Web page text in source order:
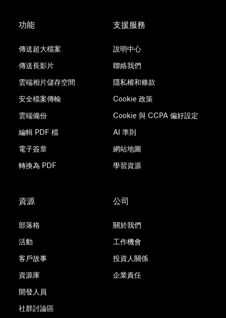
功能
傳送超大檔案
傳送長影片
雲端相片儲存空間
安全檔案傳輸
雲端備份
編輯 PDF 檔
電子簽章
轉換為 PDF
支援服務
說明中心
聯絡我們
隱私權和條款
Cookie 政策
Cookie 與 CCPA 偏好設定
AI 準則
網站地圖
學習資源
資源
部落格
活動
客戶故事
資源庫
開發人員
社群討論區
公司
關於我們
工作機會
投資人關係
企業責任